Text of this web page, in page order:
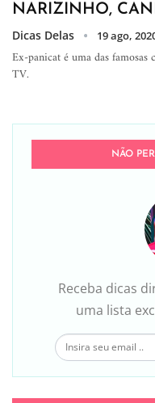
NARIZINHO,
Dicas Delas 19 ago,
Ex-panicat é uma das
TV.
NÃO
Receba dicas
uma lista